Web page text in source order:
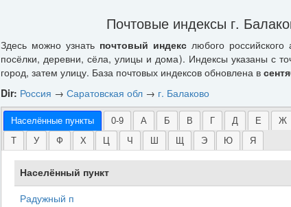
Почтовые индексы г.
Здесь можно узнать почтовый индекслюбого российского
посёлки, деревни, сёла, улицы и дома). Индексы указаны с
город, затем улицу. База почтовых индексов обновлена в
Dir: Россия → Саратовская обл→ г. Балаково
Населённые пункты 0-9 А Б В Г Д Е Ж
Т
У Ф Х Ч Э Ю Я
Населённый пункт
Радужный п